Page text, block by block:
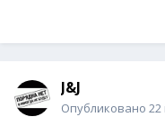
J&J
Опубликовано 22